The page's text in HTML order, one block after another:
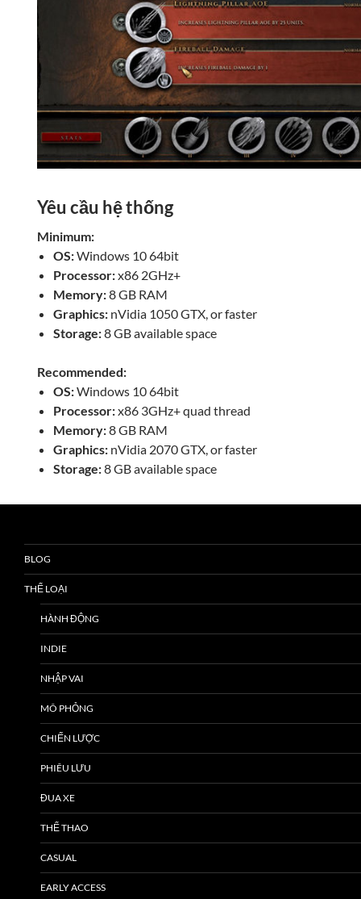
Yêu cầu hệ thống
Minimum:
OS:Windows 10 64bit
Processor:x86 2GHz+
Memory:8 GB RAM
Graphics: nVidia 1050 GTX, or faster
Storage:8 GB available space
Recommended:
OS:Windows 10 64bit
Processor:x86 3GHz+ quad thread
Memory:8 GB RAM
Graphics: nVidia 2070 GTX, or faster
Storage:8 GB available space
BLOG
THỂ LOẠI
HÀNH ĐỘNG
INDIE
NHẬP VAI
MÔ PHỎNG
CHIẾN LƯỢC
PHIÊU LƯU
ĐUA XE
THỂ THAO
CASUAL
EARLY ACCESS